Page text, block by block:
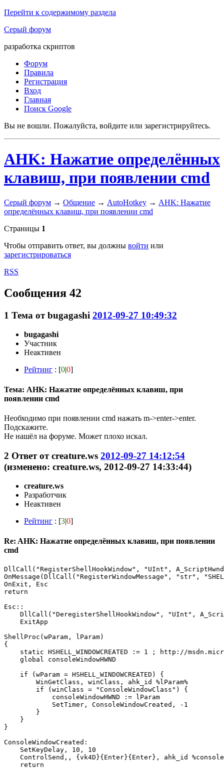
Перейти к содержимому раздела
Серый форум
разработка скриптов
Форум
Правила
Регистрация
Вход
Главная
Поиск Google
Вы не вошли. Пожалуйста, войдите или зарегистрируйтесь.
AHK: Нажатие определённых
клавиш, при появлении cmd
Серый форум → Общение → AutoHotkey → AHK: Нажатие
определённых клавиш, при появлении cmd
Страницы 1
Чтобы отправить ответ, вы должны войти или
зарегистрироваться
RSS
Сообщения 42
1 Тема отbugagashi 2012-09-27 10:49:32
bugagashi
Участник
Неактивен
Рейтинг : [0|0]
Тема: AHK: Нажатие определённых клавиш, при
появлении cmd
Необходимо при появлении cmd нажать m->enter->enter.
Подскажите.
Не нашёл на форуме. Может плохо искал.
2 Ответ отcreature.ws 2012-09-27 14:12:54
(изменено: creature.ws, 2012-09-27 14:33:44)
creature.ws
Разработчик
Неактивен
Рейтинг : [3|0]
Re: AHK: Нажатие определённых клавиш, при появлении
cmd
DllCall("RegisterShellHookWindow", "UInt", A_ScriptHwnd)
OnMessage(DllCall("RegisterWindowMessage", "str",
OnExit, Esc
return
Esc::
DllCall("DeregisterShellHookWindow", "UInt",
    ExitApp
ShellProc(wParam, lParam)
{
static HSHELL_WINDOWCREATED := 1 ; http://
    global consoleWindowHWND
    if (wParam = HSHELL_WINDOWCREATED) {
        WinGetClass, winClass, ahk_id %lParam%
        if (winClass = "ConsoleWindowClass") {
            consoleWindowHWND := lParam
            SetTimer, ConsoleWindowCreated, -1
        }
    }
}
ConsoleWindowCreated:
    SetKeyDelay, 10, 10
ControlSend,, {vk4D}{Enter}{Enter}, ahk_id
    return